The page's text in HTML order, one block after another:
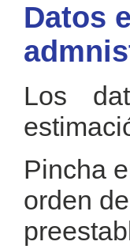
Datos
Los
Pincha
orden